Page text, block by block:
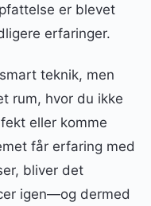
er blevet
erfaringer.
teknik, men
rum, hvor du ikke
eller komme
får erfaring med
bliver det
igen—og dermed